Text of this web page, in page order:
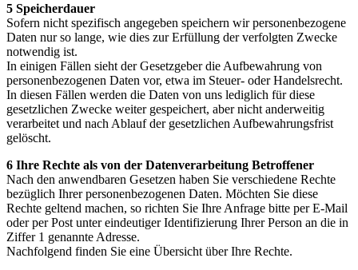
5 Speicherdauer
Sofern nicht spezifisch angegeben speichern wir personenbezogene
Daten nur so lange, wie dies zur Erfüllung der verfolgten Zwecke
notwendig ist.
In einigen Fällen sieht der Gesetzgeber die Aufbewahrung von
personenbezogenen Daten vor, etwa im Steuer- oder Handelsrecht.
In diesen Fällen werden die Daten von uns lediglich für diese
gesetzlichen Zwecke weiter gespeichert, aber nicht anderweitig
verarbeitet und nach Ablauf der gesetzlichen Aufbewahrungsfrist
gelöscht.
6 Ihre Rechte als von der Datenverarbeitung Betroffener
Nach den anwendbaren Gesetzen haben Sie verschiedene Rechte
bezüglich Ihrer personenbezogenen Daten. Möchten Sie diese
Rechte geltend machen, so richten Sie Ihre Anfrage bitte per E-Mail
oder per Post unter eindeutiger Identifizierung Ihrer Person an die in
Ziffer 1 genannte Adresse.
Nachfolgend finden Sie eine Übersicht über Ihre Rechte.